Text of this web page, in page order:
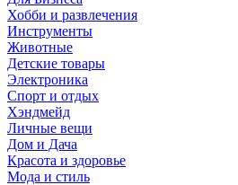
Хобби и развлечения
Инструменты
Животные
Детские товары
Электроника
Спорт и отдых
Хэндмейд
Личные вещи
Дом и Дача
Красота и здоровье
Мода и стиль